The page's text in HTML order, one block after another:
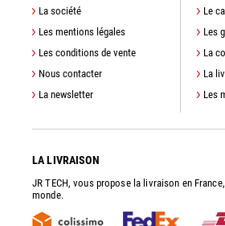
La société
Les mentions légales
Les conditions de vente
Nous contacter
La newsletter
Le
Les
La
La
Les
LA LIVRAISON
JR TECH, vous propose la livraison en
monde.